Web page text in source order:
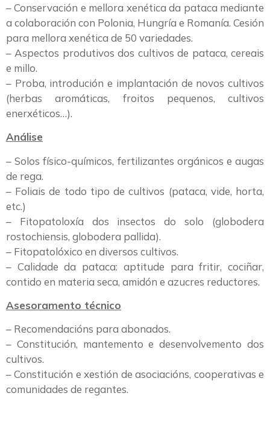
– Conservación e mellora xenética da pataca mediante
a colaboración con Polonia, Hungría e Romanía. Cesión
para mellora xenética de 50 variedades.
– Aspectos produtivos dos cultivos de pataca, cereais
e millo.
– Proba, introdución e implantación de novos cultivos
(herbas aromáticas, froitos pequenos, cultivos
enerxéticos…).
Análise
– Solos físico-químicos, fertilizantes orgánicos e augas
de rega.
– Foliais de todo tipo de cultivos (pataca, vide, horta,
etc.)
– Fitopatoloxía dos insectos do solo (globodera
rostochiensis, globodera pallida).
– Fitopatolóxico en diversos cultivos.
– Calidade da pataca: aptitude para fritir, cociñar,
contido en materia seca, amidón e azucres reductores.
Asesoramento técnico
– Recomendacións para abonados.
– Constitución, mantemento e desenvolvemento dos
cultivos.
– Constitución e xestión de asociacións, cooperativas e
comunidades de regantes.